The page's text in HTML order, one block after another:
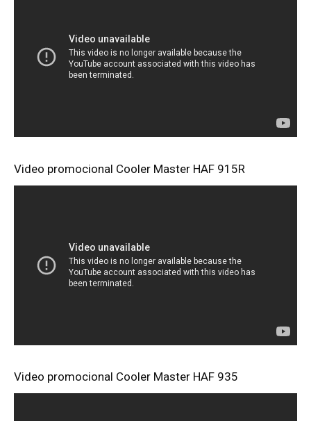
Video promocional Cooler Master HAF 915R
Video promocional Cooler Master HAF 935